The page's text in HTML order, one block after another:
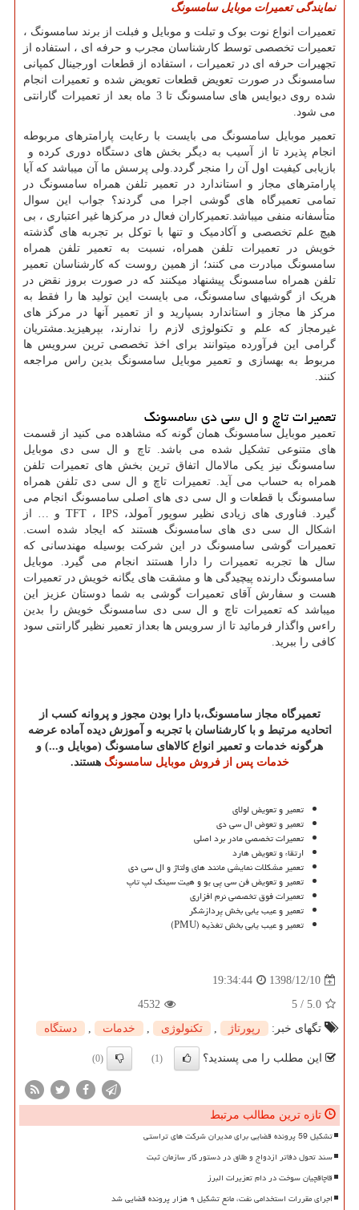
نمایندگی تعمیرات موبایل سامسونگ
تعمیرات انواع نوت بوک و تبلت و موبایل و فبلت از برند سامسونگ ،
تعمیرات تخصصی توسط کارشناسان مجرب و حرفه ای ، استفاده از
تجهیرات حرفه ای در تعمیرات ، استفاده از قطعات اورجینال کمپانی
سامسونگ در صورت تعویض قطعات تعویض شده و تعمیرات انجام
شده روی دیوایس های سامسونگ تا 3 ماه بعد از تعمیرات گارانتی
می شود.
تعمیر موبایل سامسونگ می بایست با رعایت پارامترهای مربوطه
انجام پذیرد تا از آسیب به دیگر بخش های دستگاه دوری کرده و
بازیابی کیفیت اول آن را منجر گردد.ولی پرسش ما آن میباشد که آیا
پارامترهای مجاز و استاندارد در تعمیر تلفن همراه سامسونگ در
تمامی تعمیرگاه های گوشی اجرا می گردند؟ جواب این سوال
متأسفانه منفی میباشد.تعمیرکاران فعال در مرکزها غیر اعتباری ، بی
هیچ علم تخصصی و آکادمیک و تنها با توکل بر تجربه های گذشته
خویش در تعمیرات تلفن همراه، نسبت به تعمیر تلفن همراه
سامسونگ مبادرت می کنند؛ از همین روست که کارشناسان تعمیر
تلفن همراه سامسونگ پیشنهاد میکنند که در صورت بروز نقض در
هریک از گوشیهای سامسونگ، می بایست این تولید ها را فقط به
مرکز ها مجاز و استاندارد بسپارید و از تعمیر آنها در مرکز های
غیرمجاز که علم و تکنولوژی لازم را ندارند، بپرهیزید.مشتریان
گرامی این فرآورده میتوانند برای اخذ تخصصی ترین سرویس ها
مربوط به بهسازی و تعمیر موبایل سامسونگ بدین راس مراجعه
کنند.
تعمیرات تاچ و ال سی دی سامسونگ
تعمیر موبایل سامسونگ همان گونه که مشاهده می کنید از قسمت
های متنوعی تشکیل شده می باشد. تاچ و ال سی دی موبایل
سامسونگ نیز یکی مالامال اتفاق ترین بخش های تعمیرات تلفن
همراه به حساب می آید. تعمیرات تاچ و ال سی دی تلفن همراه
سامسونگ با قطعات و ال سی دی های اصلی سامسونگ انجام می
گیرد. فناوری های زیادی نظیر سوپور آمولد، IPS ، TFT و
از
اشکال ال سی دی های سامسونگ هستند که ایجاد شده است.
تعمیرات گوشی سامسونگ در این شرکت بوسیله مهندسانی که
سال ها تجربه تعمیرات را دارا هستند انجام می گیرد. موبایل
سامسونگ دارنده پیچیدگی ها و مشقت های یگانه خویش در تعمیرات
هست و سفارش آقای تعمیرات گوشی به شما دوستان عزیز این
میباشد که تعمیرات تاچ و ال سی دی سامسونگ خویش را بدین
راءس واگذار فرمائید تا از سرویس ها بعداز تعمیر نظیر گارانتی سود
کافی را ببرید.
تعمیرگاه مجاز سامسونگ،با دارا بودن مجوز و پروانه کسب از
اتحادیه مرتبط و با کارشناسان با تجربه و آموزش دیده آماده عرضه
هرگونه خدمات و تعمیر انواع کالاهای سامسونگ (موبایل و...) و
خدمات پس از فروش موبایل سامسونگ هستند.
تعمیر و تعویض لولای
تعمیر و تعوض ال سی دی
تعمیرات تخصصی مادر برد اصلی
ارتقاء و تعویض هارد
تعمیر مشکلات نمایشی مانند های ولتاژ و ال سی دی
تعمیر و تعویض فن سی پی یو و هیت سینک لپ تاپ
تعمیرات فوق تخصصی نرم افزاری
تعمیر و عیب یابی بخش پردازشگر
تعمیر و عیب یابی بخش تغذیه (PMU
)
1398/12/10
19:34:44
5.0
/
5
4532
تگهای خبر:
رپورتاژ , تكنولوژی , خدمات , دستگاه
این مطلب را می پسندید؟ (1)
(0)
تازه ترین مطالب مرتبط
تشکیل 59 پرونده قضایی برای مدیران شرکت های تراستی
سند تحول دفاتر ازدواج و طلاق در دستور کار سازمان ثبت
قاچاقچیان سوخت در دام تعزیرات البرز
اجرای مقررات استخدامی نفت، مانع تشکیل ۹ هزار پرونده قضایی شد